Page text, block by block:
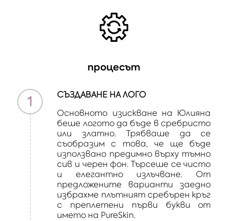
процесът
1
СЪЗДАВАНЕ НА ЛОГО
Основното изискване на Юлияна
беше логото да бъде в сребристо
или златно. Трябваше да се
съобразим с това, че ще бъде
използвано предимно върху тъмно
сив и черен фон. Търсеше се чисто
и елегантно излъчване. От
предложените варианти заедно
избрахме плътният сребърен кръг
с преплетени първи букви от
името на PureSkin.